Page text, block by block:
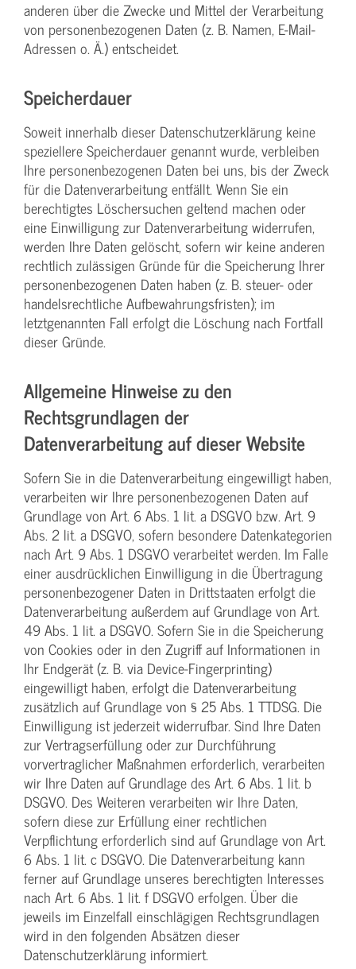
anderen über die Zwecke und Mittel der Verarbeitung
von personenbezogenen Daten (z. B. Namen, E-Mail-
Adressen o. Ä.) entscheidet.
Speicherdauer
Soweit innerhalb dieser Datenschutzerklärung keine
speziellere Speicherdauer genannt wurde, verbleiben
Ihre personenbezogenen Daten bei uns, bis der Zweck
für die Datenverarbeitung entfällt. Wenn Sie ein
berechtigtes Löschersuchen geltend machen oder
eine Einwilligung zur Datenverarbeitung widerrufen,
werden Ihre Daten gelöscht, sofern wir keine anderen
rechtlich zulässigen Gründe für die Speicherung Ihrer
personenbezogenen Daten haben (z. B. steuer- oder
handelsrechtliche Aufbewahrungsfristen); im
letztgenannten Fall erfolgt die Löschung nach Fortfall
dieser Gründe.
Allgemeine Hinweise zu den
Rechtsgrundlagen der
Datenverarbeitung auf dieser Website
Sofern Sie in die Datenverarbeitung eingewilligt haben,
verarbeiten wir Ihre personenbezogenen Daten auf
Grundlage von Art. 6 Abs. 1 lit. a DSGVO bzw. Art. 9
Abs. 2 lit. a DSGVO, sofern besondere Datenkategorien
nach Art. 9 Abs. 1 DSGVO verarbeitet werden. Im Falle
einer ausdrücklichen Einwilligung in die Übertragung
personenbezogener Daten in Drittstaaten erfolgt die
Datenverarbeitung außerdem auf Grundlage von Art.
49 Abs. 1 lit. a DSGVO. Sofern Sie in die Speicherung
von Cookies oder in den Zugriff auf Informationen in
Ihr Endgerät (z. B. via Device-Fingerprinting)
eingewilligt haben, erfolgt die Datenverarbeitung
zusätzlich auf Grundlage von § 25 Abs. 1 TTDSG. Die
Einwilligung ist jederzeit widerrufbar. Sind Ihre Daten
zur Vertragserfüllung oder zur Durchführung
vorvertraglicher Maßnahmen erforderlich, verarbeiten
wir Ihre Daten auf Grundlage des Art. 6 Abs. 1 lit. b
DSGVO. Des Weiteren verarbeiten wir Ihre Daten,
sofern diese zur Erfüllung einer rechtlichen
Verpflichtung erforderlich sind auf Grundlage von Art.
6 Abs. 1 lit. c DSGVO. Die Datenverarbeitung kann
ferner auf Grundlage unseres berechtigten Interesses
nach Art. 6 Abs. 1 lit. f DSGVO erfolgen. Über die
jeweils im Einzelfall einschlägigen Rechtsgrundlagen
wird in den folgenden Absätzen dieser
Datenschutzerklärung informiert.